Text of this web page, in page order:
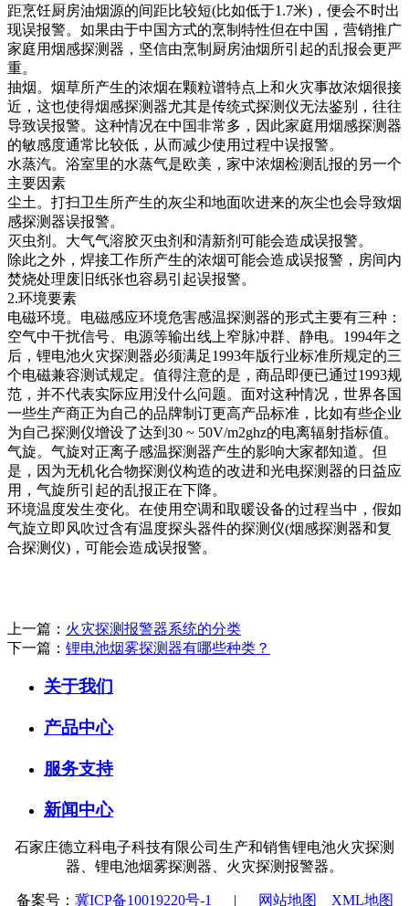
距烹饪厨房油烟源的间距比较短(比如低于1.7米)，便会不时出
现误报警。如果由于中国方式的烹制特性但在中国，营销推广
家庭用烟感探测器，坚信由烹制厨房油烟所引起的乱报会更严
重。
抽烟。烟草所产生的浓烟在颗粒谱特点上和火灾事故浓烟很接
近，这也使得烟感探测器尤其是传统式探测仪无法鉴别，往往
导致误报警。这种情况在中国非常多，因此家庭用烟感探测器
的敏感度通常比较低，从而减少使用过程中误报警。
水蒸汽。浴室里的水蒸气是欧美，家中浓烟检测乱报的另一个
主要因素
尘土。打扫卫生所产生的灰尘和地面吹进来的灰尘也会导致烟
感探测器误报警。
灭虫剂。大气气溶胶灭虫剂和清新剂可能会造成误报警。
除此之外，焊接工作所产生的浓烟可能会造成误报警，房间内
焚烧处理废旧纸张也容易引起误报警。
2.环境要素
电磁环境。电磁感应环境危害感温探测器的形式主要有三种：
空气中干扰信号、电源等输出线上窄脉冲群、静电。1994年之
后，锂电池火灾探测器必须满足1993年版行业标准所规定的三
个电磁兼容测试规定。值得注意的是，商品即便已通过1993规
范，并不代表实际应用没什么问题。面对这种情况，世界各国
一些生产商正为自己的品牌制订更高产品标准，比如有些企业
为自己探测仪增设了达到30 ~ 50V/m2ghz的电离辐射指标值。
气旋。气旋对正离子感温探测器产生的影响大家都知道。但
是，因为无机化合物探测仪构造的改进和光电探测器的日益应
用，气旋所引起的乱报正在下降。
环境温度发生变化。在使用空调和取暖设备的过程当中，假如
气旋立即风吹过含有温度探头器件的探测仪(烟感探测器和复
合探测仪)，可能会造成误报警。
上一篇： 火灾探测报警器系统的分类
下一篇： 锂电池烟雾探测器有哪些种类？
关于我们
产品中心
服务支持
新闻中心
石家庄德立科电子科技有限公司生产和销售锂电池火灾探测
器、锂电池烟雾探测器、火灾探测报警器。
备案号： 冀ICP备10019220号-1 | 网站地图 XML地图